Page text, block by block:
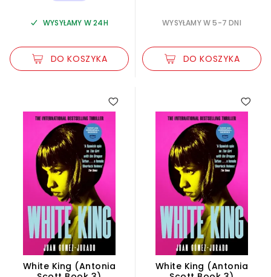
WYSYŁAMY W 24H
DO KOSZYKA
WYSYŁAMY W 5-7 DNI
DO KOSZYKA
White King (Antonia
White King (Antonia